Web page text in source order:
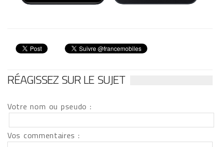
RÉAGISSEZ SUR LE SUJET
Votre nom ou pseudo :
Vos commentaires :